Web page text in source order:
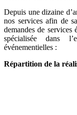
Depuis une dizaine
nos services afin de
demandes de services
spécialisée dans
événementielles :
Répartition de la